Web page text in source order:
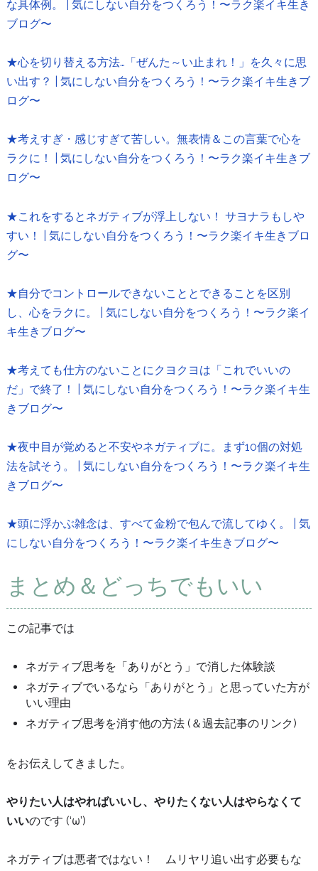
な具体例。 | 気にしない自分をつくろう！〜ラク楽イキ生き
ブログ〜
★心を切り替える方法…「ぜんた～い止まれ！」を久々に思
い出す？ | 気にしない自分をつくろう！〜ラク楽イキ生きブ
ログ〜
★考えすぎ・感じすぎて苦しい。無表情＆この言葉で心を
ラクに！ | 気にしない自分をつくろう！〜ラク楽イキ生きブ
ログ〜
★これをするとネガティブが浮上しない！ サヨナラもしや
すい！ | 気にしない自分をつくろう！〜ラク楽イキ生きブロ
グ〜
★自分でコントロールできないこととできることを区別
し、心をラクに。 | 気にしない自分をつくろう！〜ラク楽イ
キ生きブログ〜
★考えても仕方のないことにクヨクヨは「これでいいの
だ」で終了！ | 気にしない自分をつくろう！〜ラク楽イキ生
きブログ〜
★夜中目が覚めると不安やネガティブに。まず10個の対処
法を試そう。 | 気にしない自分をつくろう！〜ラク楽イキ生
きブログ〜
★頭に浮かぶ雑念は、すべて金粉で包んで流してゆく。 | 気
にしない自分をつくろう！〜ラク楽イキ生きブログ〜
まとめ＆どっちでもいい
この記事では
ネガティブ思考を「ありがとう」で消した体験談
ネガティブでいるなら「ありがとう」と思っていた方が
いい理由
ネガティブ思考を消す他の方法 (＆過去記事のリンク)
をお伝えしてきました。
やりたい人はやればいいし、やりたくない人はやらなくて
いいのです (‘ω’)
ネガティブは悪者ではない！ ムリヤリ追い出す必要もな